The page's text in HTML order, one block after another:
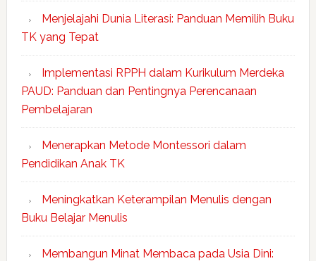
Menjelajahi Dunia Literasi: Panduan Memilih Buku
TK yang Tepat
Implementasi RPPH dalam Kurikulum Merdeka
PAUD: Panduan dan Pentingnya Perencanaan
Pembelajaran
Menerapkan Metode Montessori dalam
Pendidikan Anak TK
Meningkatkan Keterampilan Menulis dengan
Buku Belajar Menulis
Membangun Minat Membaca pada Usia Dini: